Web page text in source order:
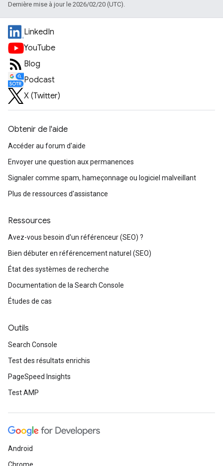
Dernière mise à jour le 2026/02/20 (UTC).
LinkedIn
YouTube
Blog
Podcast
X (Twitter)
Obtenir de l'aide
Accéder au forum d'aide
Envoyer une question aux permanences
Signaler comme spam, hameçonnage ou logiciel malveillant
Plus de ressources d'assistance
Ressources
Avez-vous besoin d'un référenceur (SEO) ?
Bien débuter en référencement naturel (SEO)
État des systèmes de recherche
Documentation de la Search Console
Études de cas
Outils
Search Console
Test des résultats enrichis
PageSpeed Insights
Test AMP
Android